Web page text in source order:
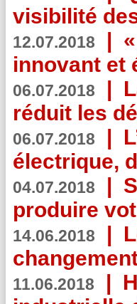
visibilité
12.07.2018 |
innovant et
06.07.2018 |
réduit les
06.07.2018 |
électrique,
04.07.2018 |
produire
14.06.2018 |
11.06.2018 |